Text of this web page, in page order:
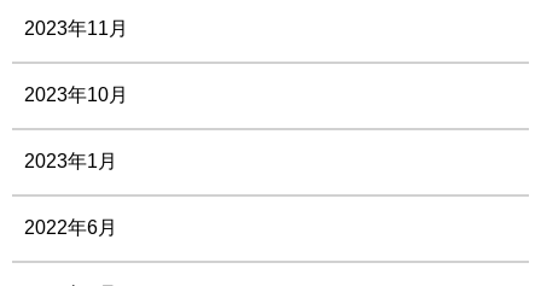
2023年11月
2023年10月
2023年1月
2022年6月